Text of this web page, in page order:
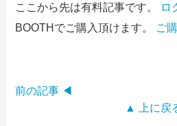
ここから先は有料記事です。
ロ
BOOTHでご購入頂けます。 ご
前の記事 ◀
▲ 上に戻